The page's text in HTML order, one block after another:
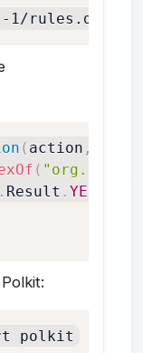
rules.d/50-
( action ,
(
. Result . YES
polkit